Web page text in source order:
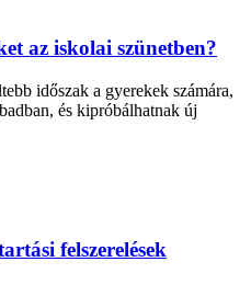
az iskolai szünetben?
időszak a gyerekek számára,
és kipróbálhatnak új
felszerelések